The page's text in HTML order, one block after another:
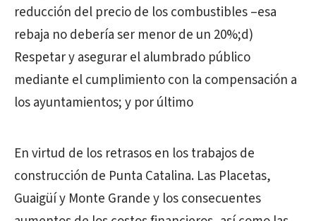
reducción del precio de los combustibles –esa
rebaja no debería ser menor de un 20%;d)
Respetar y asegurar el alumbrado público
mediante el cumplimiento con la compensación a
los ayuntamientos; y por último
En virtud de los retrasos en los trabajos de
construcción de Punta Catalina. Las Placetas,
Guaigüí y Monte Grande y los consecuentes